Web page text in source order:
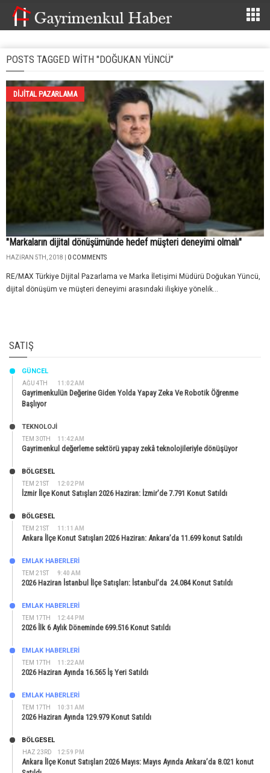
POSTS TAGGED WITH "DOĞUKAN YÜNCÜ"
DIJITAL PAZARLAMA
"Markaların dijital dönüşümünde hedef müşteri deneyimi olmalı"
HAZIRAN 5TH, 2018 | 0 COMMENTS
RE/MAX Türkiye Dijital Pazarlama ve Marka İletişimi Müdürü Doğukan Yüncü,
dijital dönüşüm ve müşteri deneyimi arasındaki ilişkiye yönelik...
SATIŞ
AĞU 4TH 11:02 AM
GÜNCEL
Gayrimenkulün Değerine Giden Yolda Yapay Zeka Ve Robotik Öğrenme
Başlıyor
TEM 30TH 11:42 AM
TEKNOLOJİ
Gayrimenkul değerleme sektörü yapay zekâ teknolojileriyle dönüşüyor
TEM 21ST 12:02 PM
BÖLGESEL
İzmir İlçe Konut Satışları 2026 Haziran: İzmir’de 7.791 Konut Satıldı
TEM 21ST 11:11 AM
BÖLGESEL
Ankara İlçe Konut Satışları 2026 Haziran: Ankara’da 11.699 konut Satıldı
TEM 21ST 9:40 AM
EMLAK HABERLERI
2026 Haziran İstanbul İlçe Satışları: İstanbul’da 24.084 Konut Satıldı
TEM 17TH 12:44 PM
EMLAK HABERLERI
2026 İlk 6 Aylık Döneminde 699.516 Konut Satıldı
TEM 17TH 11:22 AM
EMLAK HABERLERI
2026 Haziran Ayında 16.565 İş Yeri Satıldı
TEM 17TH 10:31 AM
EMLAK HABERLERI
2026 Haziran Ayında 129.979 Konut Satıldı
HAZ 23RD 12:59 PM
BÖLGESEL
Ankara İlçe Konut Satışları 2026 Mayıs: Mayıs Ayında Ankara’da 8.021 konut